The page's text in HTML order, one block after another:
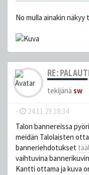
No mulla ainakin näkyy
RE:
tekijänä sw
- 24.11.23 18:34
Talon bannereissa
meidän Talolaisten
banneriehdotukset
vaihtuvina
Kantti ottama ja kuva